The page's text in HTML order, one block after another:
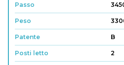
Passo
Peso
Patente B
Posti letto 2